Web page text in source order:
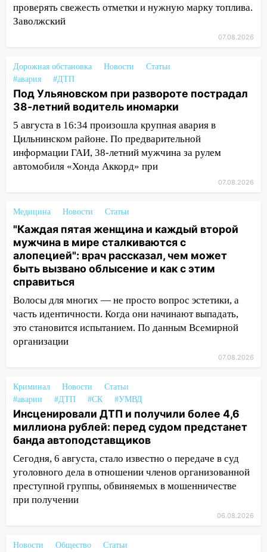
16:09 Ветераны легкой атлетики из
Ульяновска успешно выступили на
более 28% площадей зерновых и
зернобобовых культур
15:51 Бросила кирпич в жену брата: в
Ульяновской области завели дело на
агрессивную женщину
15:47 На улице Радищева сбили
курьера: крупная авария в Ульяновске
рецидивистом
14:26 В Ульяновске ограничат движение
по улице Ефремова
14:23 67% ульяновцев готовы
передумать увольняться, если им
повысят зарплату
14:01 Инсценировали ДТП и получили
более 4,6 миллиона рублей: перед
судом предстанет банда
13:36 В Инзе произошел крупный пожар
13:00
В суде защитили репутацию
мужчины, которого необоснованно
обвиняли в жестоком обращении с
животными
12:28 Миллион на «льготниках»: в
Ульяновской области перевозчик
провернул хитрую схему с чужими
проездными
120 тысяч долга
проверять свежесть отметки и нужную марку топлива.
Заволжский
07.08.2026
Дорожная обстановка Новости
Статьи
#авария
#ДТП
Под Ульяновском при развороте пострадал
38-летний водитель иномарки
5 августа в 16:34 произошла крупная авария в
Цильнинском районе. По предварительной
информации ГАИ, 38-летний мужчина за рулем
автомобиля «Хонда Аккорд» при
07.08.2026
Медицина Новости Статьи
"Каждая пятая женщина и каждый второй
мужчина в мире сталкиваются с
алопецией": врач рассказал, чем может
быть вызвано облысение и как с этим
справиться
Волосы для многих — не просто вопрос эстетики, а
часть идентичности. Когда они начинают выпадать,
это становится испытанием. По данным Всемирной
организации
07.08.2026
Криминал Новости
Статьи
#аварии
#ДТП #СК #УМВД
Инсценировали ДТП и получили более 4,6
миллиона рублей: перед судом предстанет
банда автоподставщиков
Сегодня, 6 августа, стало известно о передаче в суд
уголовного дела в отношении членов организованной
преступной группы, обвиняемых в мошенничестве
при получении
06.08.2026
Новости Общество
Статьи